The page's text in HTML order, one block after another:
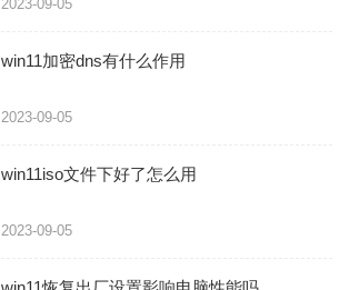
2023-09-05
win11加密dns有什么作用
2023-09-05
win11iso文件下好了怎么用
2023-09-05